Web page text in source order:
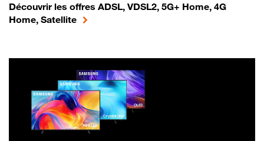
Découvrir les offres ADSL, VDSL2, 5G+ Home, 4G
Home, Satellite